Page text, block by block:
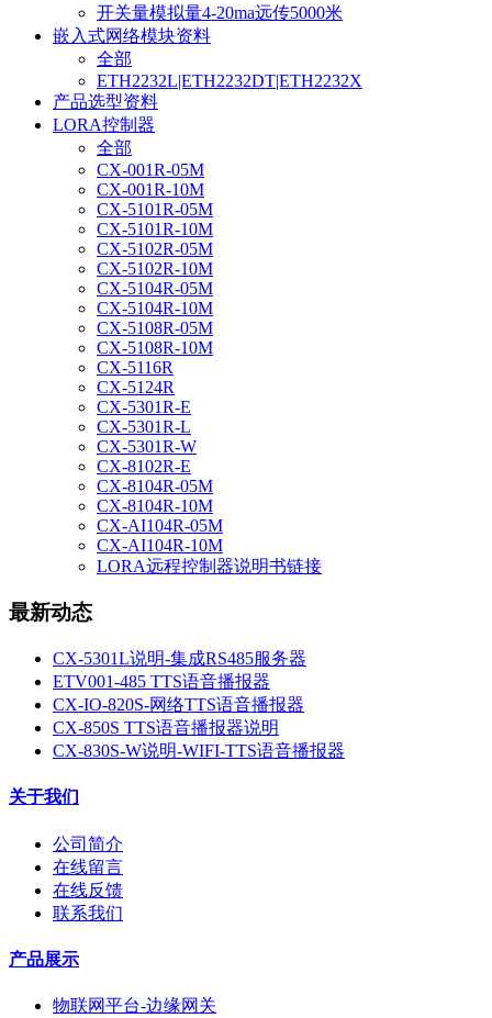
开关量模拟量4-20ma远传5000米
嵌入式网络模块资料
全部
ETH2232L|ETH2232DT|ETH2232X
产品选型资料
LORA控制器
全部
CX-001R-05M
CX-001R-10M
CX-5101R-05M
CX-5101R-10M
CX-5102R-05M
CX-5102R-10M
CX-5104R-05M
CX-5104R-10M
CX-5108R-05M
CX-5108R-10M
CX-5116R
CX-5124R
CX-5301R-E
CX-5301R-L
CX-5301R-W
CX-8102R-E
CX-8104R-05M
CX-8104R-10M
CX-AI104R-05M
CX-AI104R-10M
LORA远程控制器说明书链接
最新动态
CX-5301L说明-集成RS485服务器
ETV001-485 TTS语音播报器
CX-IO-820S-网络TTS语音播报器
CX-850S TTS语音播报器说明
CX-830S-W说明-WIFI-TTS语音播报器
关于我们
公司简介
在线留言
在线反馈
联系我们
产品展示
物联网平台-边缘网关